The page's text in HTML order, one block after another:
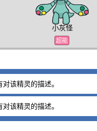
小灰怪
超能
该精灵的描述。
该精灵的描述。